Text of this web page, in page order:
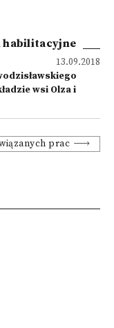
habilitacyjne
13.09.2018
wsi Olza i
prac